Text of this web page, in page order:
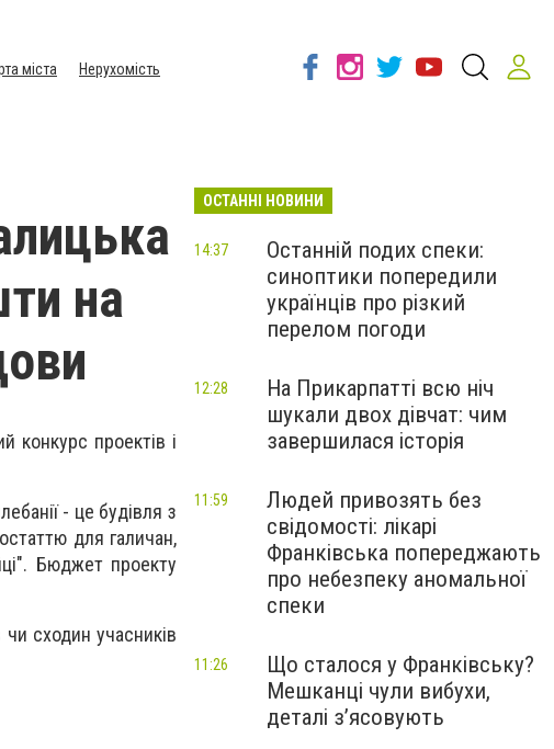
міста
Нерухомість
на
конкурс проектів і
- це будівля з
для галичан,
Бюджет проекту
сходин учасників
ОСТАННІ НОВИНИ
Останній подих спеки:
синоптики попередили
українців про різкий
перелом погоди
14:37
На Прикарпатті всю ніч
шукали двох дівчат: чим
завершилася історія
12:28
Людей привозять без
свідомості: лікарі
Франківська попереджають
про небезпеку аномальної
спеки
11:59
Що сталося у Франківську?
Мешканці чули вибухи,
деталі з’ясовують
11:26